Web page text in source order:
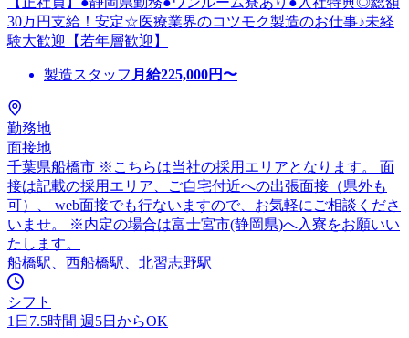
30万円支給！安定☆医療業界のコツモク製造のお仕事♪未経
験大歓迎【若年層歓迎】
製造スタッフ 月給225,000円〜
勤務地
面接地
千葉県船橋市 ※こちらは当社の採用エリアとなります。 面
接は記載の採用エリア、ご自宅付近への出張面接（県外も
可）、 web面接でも行ないますので、お気軽にご相談くださ
いませ。 ※内定の場合は富士宮市(静岡県)へ入寮をお願いい
たします。
船橋駅、西船橋駅、北習志野駅
シフト
1日7.5時間 週5日からOK